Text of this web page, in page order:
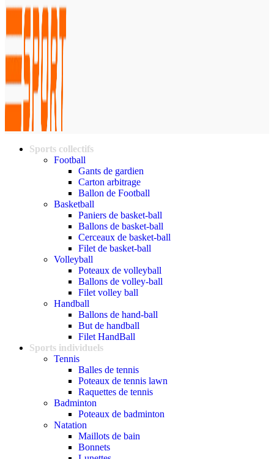
Sports collectifs
Football
Gants de gardien
Carton arbitrage
Ballon de Football
Basketball
Paniers de basket-ball
Ballons de basket-ball
Cerceaux de basket-ball
Filet de basket-ball
Volleyball
Poteaux de volleyball
Ballons de volley-ball
Filet volley ball
Handball
Ballons de hand-ball
But de handball
Filet HandBall
Sports individuels
Tennis
Balles de tennis
Poteaux de tennis lawn
Raquettes de tennis
Badminton
Poteaux de badminton
Natation
Maillots de bain
Bonnets